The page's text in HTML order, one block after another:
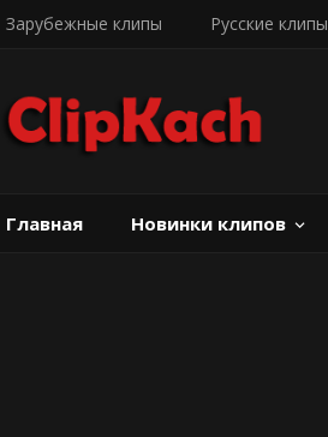
Зарубежные клипы Русские клипы
Главная Новинки клипов